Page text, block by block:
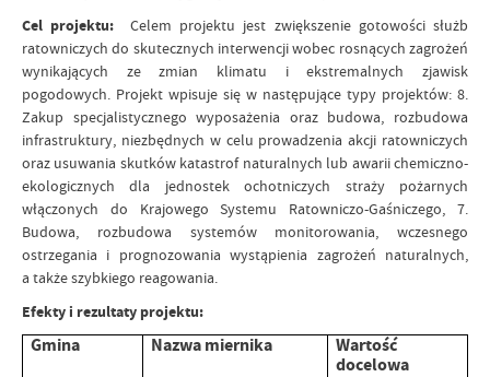
Cel projektu:
Celem projektu jest zwiększenie gotowości służb
ratowniczych do skutecznych interwencji wobec rosnących zagrożeń
wynikających ze zmian klimatu i ekstremalnych zjawisk
pogodowych. Projekt wpisuje się w następujące typy projektów: 8.
Zakup specjalistycznego wyposażenia oraz budowa, rozbudowa
infrastruktury, niezbędnych w celu prowadzenia akcji ratowniczych
oraz usuwania skutków katastrof naturalnych lub awarii chemiczno-
ekologicznych dla jednostek ochotniczych straży pożarnych
włączonych do Krajowego Systemu Ratowniczo-Gaśniczego, 7.
Budowa, rozbudowa systemów monitorowania, wczesnego
ostrzegania i prognozowania wystąpienia zagrożeń naturalnych,
a także szybkiego reagowania.
Efekty i rezultaty projektu:
Gmina Nazwa miernika
Wartość
docelowa